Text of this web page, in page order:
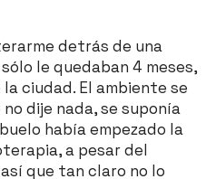
detrás de una
le quedaban 4 meses,
ciudad. El ambiente se
dije nada, se suponía
había empezado la
a pesar del
que tan claro no lo